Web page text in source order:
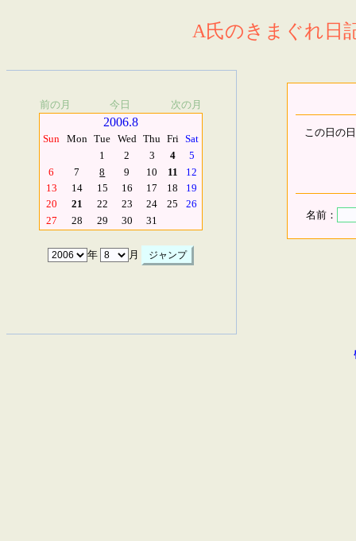
A氏のきまぐれ日
前の月 今日 次の月
2006.8
Sun Mon Tue Wed Thu Fri Sat
1
2 3 4
5
6
7 8 9 10 11
12
13
14 15 16 17 18
19
20
21 22 23 24 25
26
27
28 29 30 31
年 月
この日の
名前：